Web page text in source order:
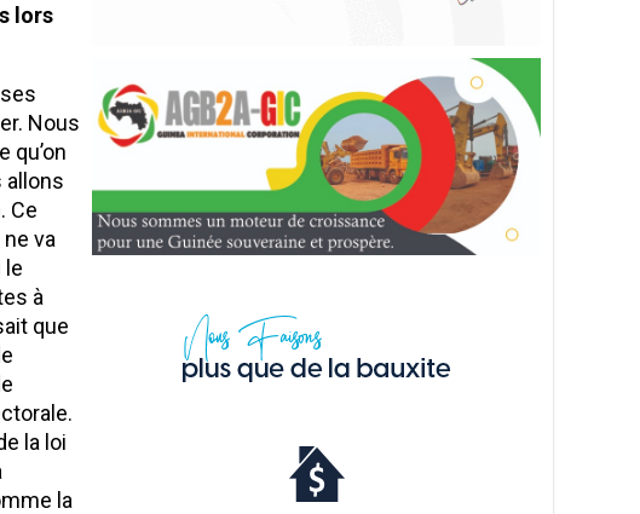
lors
Nous
qu’on
allons
Ce
va
le
à
que
la loi
la